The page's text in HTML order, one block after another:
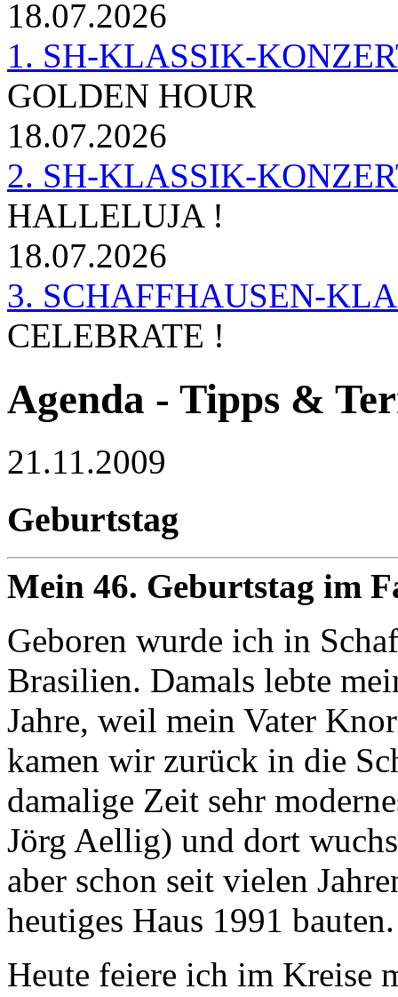
18.07.2026
1. SH-KLASSIK-
GOLDEN HOUR
18.07.2026
2. SH-KLASSIK-
HALLELUJA !
18.07.2026
3. SCHAFFHAUSEN-
CELEBRATE !
Agenda - Tipps &
21.11.2009
Geburtstag
Mein 46. Geburtstag im
Geboren wurde ich in
Brasilien. Damals lebte
Jahre, weil mein Vater
kamen wir zurück in die
damalige Zeit sehr
Jörg Aellig) und dort
aber schon seit vielen
heutiges Haus 1991 bauten.
Heute feiere ich im Kreise